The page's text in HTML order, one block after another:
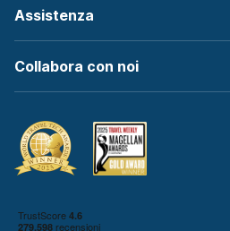
Assistenza
Collabora con noi